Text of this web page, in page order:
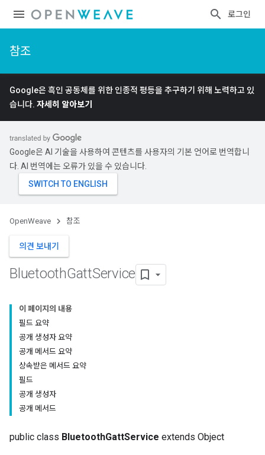
로그인
참조
Google은 흑인 공동체를 위한 인종적 평등을 추구하기 위해 노력하고 있
습니다. 자세히 알아보기
Google은 AI 기술을 사용하여 콘텐츠를 사용자의 기본 언어로 번역합니
다. AI 번역에는 오류가 있을 수 있습니다.
OpenWeave 참조
의견 보내기
BluetoothGattService
이 페이지의 내용
필드 요약
공개 생성자 요약
공개 메서드 요약
상속받은 메서드 요약
필드
공개 생성자
공개 메서드
public class BluetoothGattService extends Object